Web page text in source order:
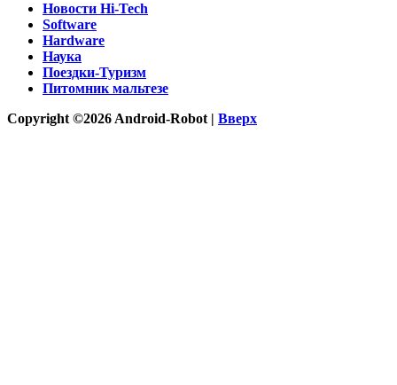
Новости Hi-Tech
Software
Hardware
Наука
Поездки-Туризм
Питомник мальтезе
Copyright ©2026 Android-Robot | Вверх